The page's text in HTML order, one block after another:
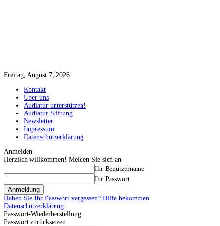
Freitag, August 7, 2026
Kontakt
Über uns
Audiatur unterstützen!
Audiatur Stiftung
Newsletter
Impressum
Datenschutzerklärung
Anmelden
Herzlich willkommen! Melden Sie sich an
Ihr Benutzername
Ihr Passwort
Haben Sie Ihr Passwort vergessen? Hilfe bekommen
Datenschutzerklärung
Passwort-Wiederherstellung
Passwort zurücksetzen